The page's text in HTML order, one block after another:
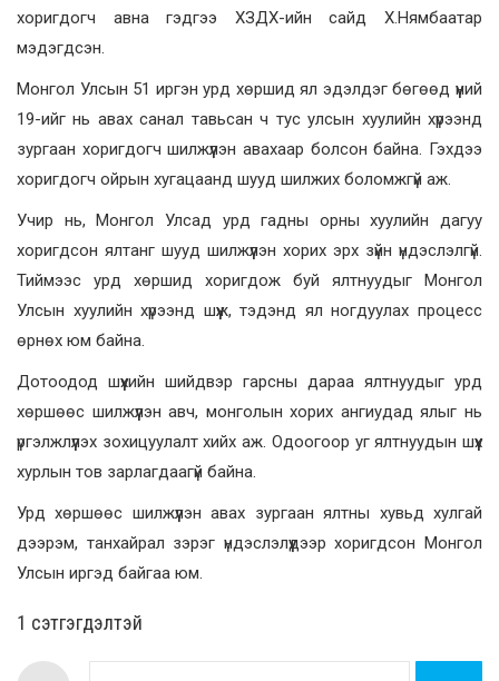
хоригдогч авна гэдгээ ХЗДХ-ийн сайд Х.Нямбаатар
мэдэгдсэн.
Монгол Улсын 51 иргэн урд хөршид ял эдэлдэг бөгөөд үүний
19-ийг нь авах санал тавьсан ч тус улсын хуулийн хүрээнд
зургаан хоригдогч шилжүүлэн авахаар болсон байна. Гэхдээ
хоригдогч ойрын хугацаанд шууд шилжих боломжгүй аж.
Учир нь, Монгол Улсад урд гадны орны хуулийн дагуу
хоригдсон ялтанг шууд шилжүүлэн хорих эрх зүйн үндэслэлгүй.
Тиймээс урд хөршид хоригдож буй ялтнуудыг Монгол
Улсын хуулийн хүрээнд шүүж, тэдэнд ял ногдуулах процесс
өрнөх юм байна.
Дотоодод шүүхийн шийдвэр гарсны дараа ялтнуудыг урд
хөршөөс шилжүүлэн авч, монголын хорих ангиудад ялыг нь
үргэлжлүүлэх зохицуулалт хийх аж. Одоогоор уг ялтнуудын шүүх
хурлын тов зарлагдаагүй байна.
Урд хөршөөс шилжүүлэн авах зургаан ялтны хувьд хулгай
дээрэм, танхайрал зэрэг үндэслэлүүдээр хоригдсон Монгол
Улсын иргэд байгаа юм.
1 сэтгэгдэлтэй